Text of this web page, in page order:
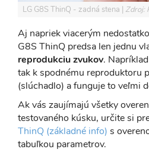
LG G8S ThinQ - zadná stena Zdroj:
Aj napriek viacerým
G8S ThinQ predsa len jednu
reprodukciu zvukov.
tak k spodnému reproduktoru
(slúchadlo) a funguje to veľmi
Ak vás zaujímajú všetky
testovaného kúsku, určite si
ThinQ (základné info) s
tabuľkou parametrov.